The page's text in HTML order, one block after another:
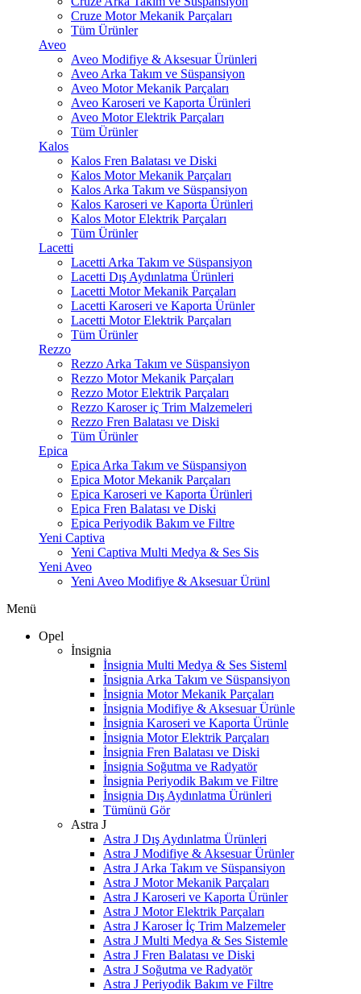
Cruze Motor Mekanik Parçaları
Tüm Ürünler
Aveo
Aveo Modifiye & Aksesuar Ürünleri
Aveo Arka Takım ve Süspansiyon
Aveo Motor Mekanik Parçaları
Aveo Karoseri ve Kaporta Ürünleri
Aveo Motor Elektrik Parçaları
Tüm Ürünler
Kalos
Kalos Fren Balatası ve Diski
Kalos Motor Mekanik Parçaları
Kalos Arka Takım ve Süspansiyon
Kalos Karoseri ve Kaporta Ürünleri
Kalos Motor Elektrik Parçaları
Tüm Ürünler
Lacetti
Lacetti Arka Takım ve Süspansiyon
Lacetti Dış Aydınlatma Ürünleri
Lacetti Motor Mekanik Parçaları
Lacetti Karoseri ve Kaporta Ürünler
Lacetti Motor Elektrik Parçaları
Tüm Ürünler
Rezzo
Rezzo Arka Takım ve Süspansiyon
Rezzo Motor Mekanik Parçaları
Rezzo Motor Elektrik Parçaları
Rezzo Karoser iç Trim Malzemeleri
Rezzo Fren Balatası ve Diski
Tüm Ürünler
Epica
Epica Arka Takım ve Süspansiyon
Epica Motor Mekanik Parçaları
Epica Karoseri ve Kaporta Ürünleri
Epica Fren Balatası ve Diski
Epica Periyodik Bakım ve Filtre
Yeni Captiva
Yeni Captiva Multi Medya & Ses Sis
Yeni Aveo
Yeni Aveo Modifiye & Aksesuar Ürünl
Menü
Opel
İnsignia
İnsignia Multi Medya & Ses Sisteml
İnsignia Arka Takım ve Süspansiyon
İnsignia Motor Mekanik Parçaları
İnsignia Modifiye & Aksesuar Ürünle
İnsignia Karoseri ve Kaporta Ürünle
İnsignia Motor Elektrik Parçaları
İnsignia Fren Balatası ve Diski
İnsignia Soğutma ve Radyatör
İnsignia Periyodik Bakım ve Filtre
İnsignia Dış Aydınlatma Ürünleri
Tümünü Gör
Astra J
Astra J Dış Aydınlatma Ürünleri
Astra J Modifiye & Aksesuar Ürünler
Astra J Arka Takım ve Süspansiyon
Astra J Motor Mekanik Parçaları
Astra J Karoseri ve Kaporta Ürünler
Astra J Motor Elektrik Parçaları
Astra J Karoser İç Trim Malzemeler
Astra J Multi Medya & Ses Sistemle
Astra J Fren Balatası ve Diski
Astra J Soğutma ve Radyatör
Astra J Periyodik Bakım ve Filtre